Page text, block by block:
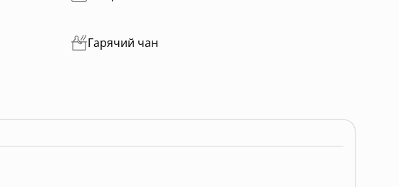
Гарячий чан